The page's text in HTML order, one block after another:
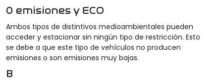
0 emisiones y ECO
Ambos tipos de distintivos medioambientales pueden
acceder y estacionar sin ningún tipo de restricción. Esto
se debe a que este tipo de vehículos no producen
emisiones o son emisiones muy bajas.
B